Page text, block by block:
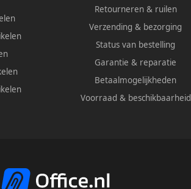
Retourneren & ruilen
Verzending & bezorging
Status van bestelling
Garantie & reparatie
Betaalmogelijkheden
Voorraad & beschikbaarheid